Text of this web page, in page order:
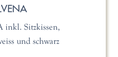
inkl. Sitzkissen,
und schwarz